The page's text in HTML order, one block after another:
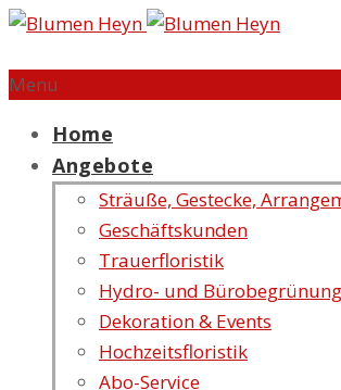
Menu
Home
Angebote
Sträuße, Gestecke,
Geschäftskunden
Trauerfloristik
Hydro- und Bürobegrünung
Dekoration & Events
Hochzeitsfloristik
Abo-Service